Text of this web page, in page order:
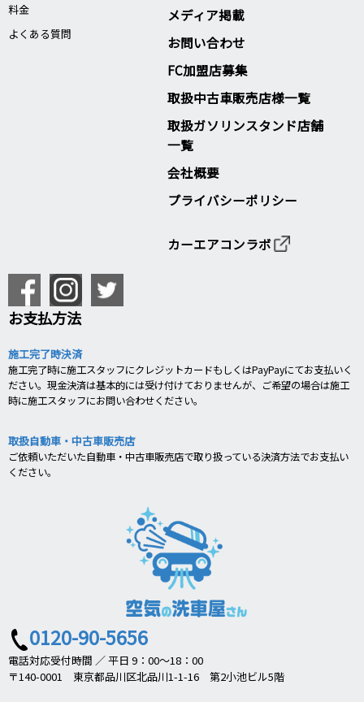
料金
よくある質問
メディア掲載
お問い合わせ
FC加盟店募集
取扱中古車販売店様一覧
取扱ガソリンスタンド店舗
一覧
会社概要
プライバシーポリシー
カーエアコンラボ
お支払方法
施工完了時決済
施工完了時に施工スタッフにクレジットカードもしくはPayPayにてお支払いく
ださい。現金決済は基本的には受け付けておりませんが、ご希望の場合は施工
時に施工スタッフにお問い合わせください。
取扱自動車・中古車販売店
ご依頼いただいた自動車・中古車販売店で取り扱っている決済方法でお支払い
ください。
0120-90-5656
電話対応受付時間 ／ 平日 9：00～18：00
〒140-0001 東京都品川区北品川1-1-16 第2小池ビル5階